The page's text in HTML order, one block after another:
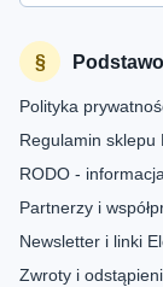
Polityka
Regulamin sklepu
RODO -
Partnerzy i
Newsletter i linki
Zwroty i